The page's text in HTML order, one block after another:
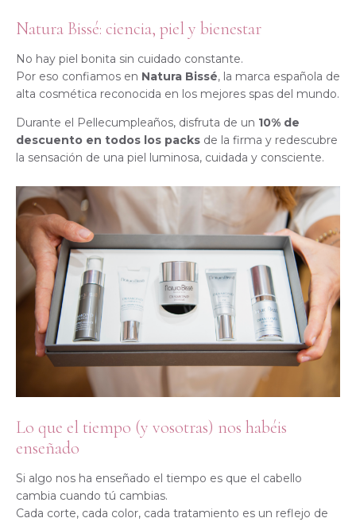
Natura Bissé: ciencia, piel y bienestar
No hay piel bonita sin cuidado constante.
Por eso confiamos en Natura Bissé, la marca española de
alta cosmética reconocida en los mejores spas del mundo.
Durante el Pellecumpleaños, disfruta de un 10% de
descuento en todos los packs de la firma y redescubre
la sensación de una piel luminosa, cuidada y consciente.
Lo que el tiempo (y vosotras) nos habéis
enseñado
Si algo nos ha enseñado el tiempo es que el cabello
cambia cuando tú cambias.
Cada corte, cada color, cada tratamiento es un reflejo de